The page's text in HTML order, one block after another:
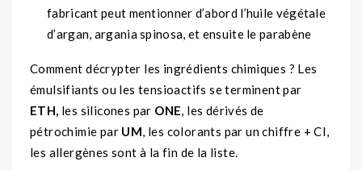
fabricant peut mentionner d’abord l’huile végétale
d’argan, argania spinosa, et ensuite le parabène
Comment décrypter les ingrédients chimiques ? Les
émulsifiants ou les tensioactifs se terminent par
ETH, les silicones par ONE, les dérivés de
pétrochimie par UM, les colorants par un chiffre + CI,
les allergènes sont à la fin de la liste.